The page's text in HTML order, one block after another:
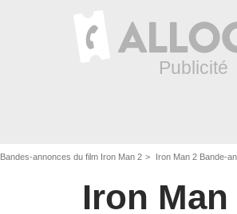
Bandes-annonces du film Iron Man 2 Iron Man 2 Bande-
Iron Man